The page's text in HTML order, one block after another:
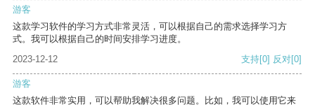
游客
这款学习软件的学习方式非常灵活，可以根据自己的需求选择学习方
式。我可以根据自己的时间安排学习进度。
2023-12-12
支持[0] 反对[0]
游客
这款软件非常实用，可以帮助我解决很多问题。比如，我可以使用它来